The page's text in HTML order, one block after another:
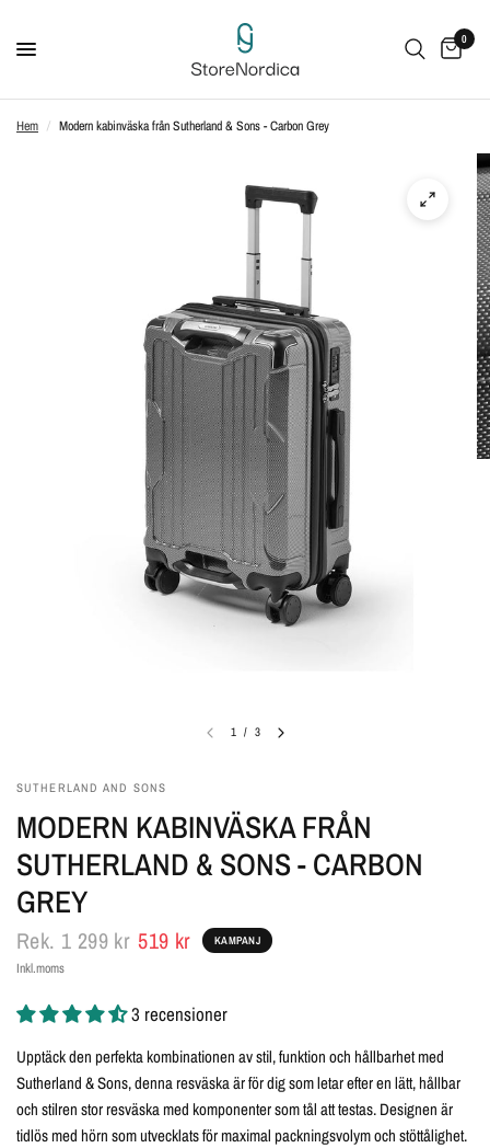
0
Hem / Modern kabinväska från Sutherland & Sons - Carbon Grey
1 / 3
SUTHERLAND AND SONS
MODERN KABINVÄSKA FRÅN
SUTHERLAND & SONS - CARBON
GREY
Rek. 1 299 kr 519 kr KAMPANJ
Inkl.moms
3 recensioner
Upptäck den perfekta kombinationen av stil, funktion och hållbarhet med
Sutherland & Sons, denna resväska är för dig som letar efter en lätt, hållbar
och stilren stor resväska med komponenter som tål att testas. Designen är
tidlös med hörn som utvecklats för maximal packningsvolym och stöttålighet.